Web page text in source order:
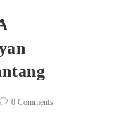
0 Comments